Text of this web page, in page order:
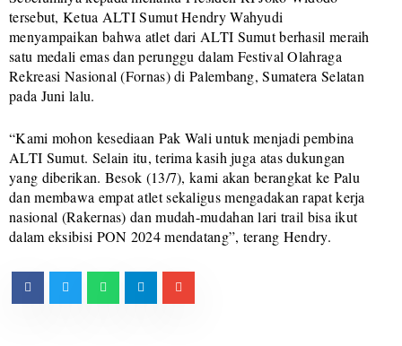
tersebut, Ketua ALTI Sumut Hendry Wahyudi
menyampaikan bahwa atlet dari ALTI Sumut berhasil meraih
satu medali emas dan perunggu dalam Festival Olahraga
Rekreasi Nasional (Fornas) di Palembang, Sumatera Selatan
pada Juni lalu.
“Kami mohon kesediaan Pak Wali untuk menjadi pembina
ALTI Sumut. Selain itu, terima kasih juga atas dukungan
yang diberikan. Besok (13/7), kami akan berangkat ke Palu
dan membawa empat atlet sekaligus mengadakan rapat kerja
nasional (Rakernas) dan mudah-mudahan lari trail bisa ikut
dalam eksibisi PON 2024 mendatang”, terang Hendry.